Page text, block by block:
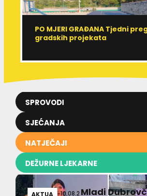
SPROVODI
SJEĆANJA
NATJEČAJI
DEŽURNE LJEKARNE
PO MJERI GRAĐANA Tjedni
gradskih projekata
AKTUA
10.08.2 Mladi